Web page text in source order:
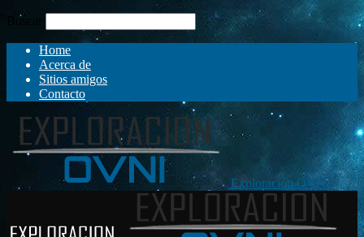
Buscar
Home
Acerca de
Sitios amigos
Contacto
Exploración OVNI